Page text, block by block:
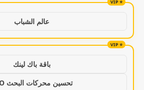
عالم الشباب
باقة باك لينك
تحسين محركات البحث SEO